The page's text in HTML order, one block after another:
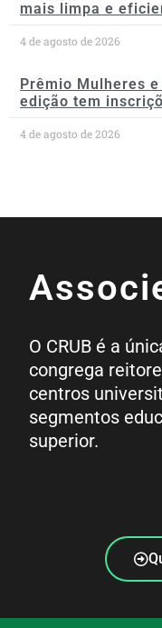
mais limpa e
4 de agosto de 2026
Prêmio Mulheres
edição tem
4 de agosto de 2026
O CRUB é a
congrega
centros
segmentos
superior.